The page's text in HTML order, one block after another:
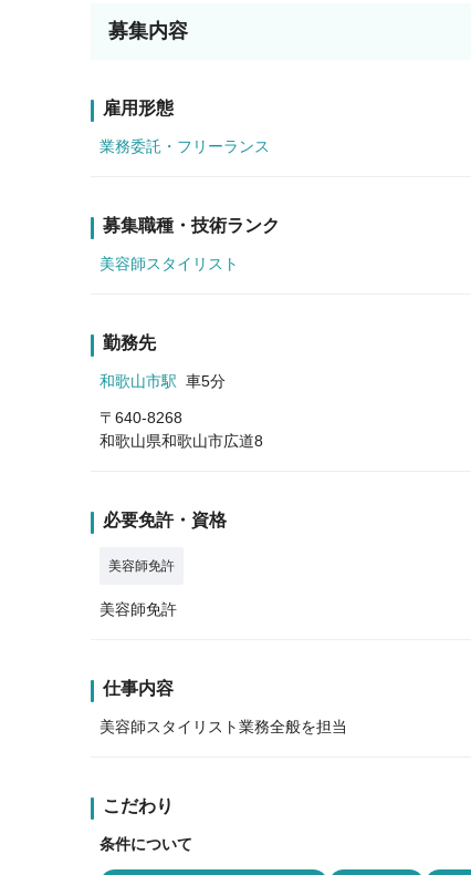
募集内容
雇用形態
業務委託・フリーランス
募集職種・技術ランク
美容師スタイリスト
勤務先
和歌山市駅 車5分
〒640-8268
和歌山県和歌山市広道8
必要免許・資格
美容師免許
美容師免許
仕事内容
美容師スタイリスト業務全般を担当
こだわり
条件について